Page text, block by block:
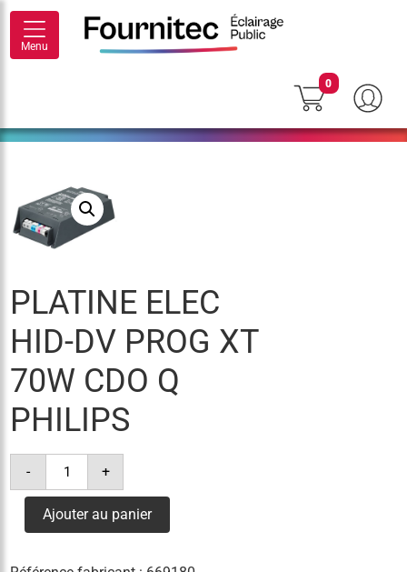
Menu
0
PLATINE ELEC
HID-DV PROG XT
70W CDO Q
PHILIPS
-
quantité
platine
hid-
dv
+
Ajouter au panier